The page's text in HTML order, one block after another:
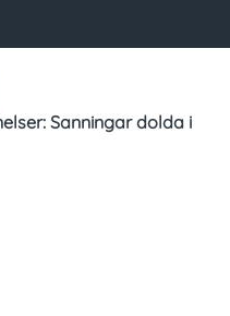
Sanningar dolda i